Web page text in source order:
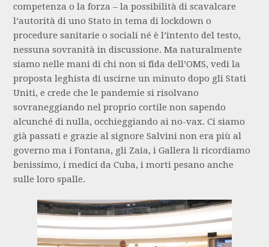
competenza o la forza – la possibilità di scavalcare
l’autorità di uno Stato in tema di lockdown o
procedure sanitarie o sociali né è l’intento del testo,
nessuna sovranità in discussione. Ma naturalmente
siamo nelle mani di chi non si fida dell’OMS, vedi la
proposta leghista di uscirne un minuto dopo gli Stati
Uniti, e crede che le pandemie si risolvano
sovraneggiando nel proprio cortile non sapendo
alcunché di nulla, occhieggiando ai no-vax. Ci siamo
già passati e grazie al signore Salvini non era più al
governo ma i Fontana, gli Zaia, i Gallera li ricordiamo
benissimo, i medici da Cuba, i morti pesano anche
sulle loro spalle.